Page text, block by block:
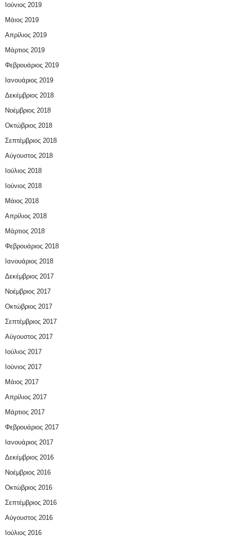
Ιούνιος 2019
Μάιος 2019
Απρίλιος 2019
Μάρτιος 2019
Φεβρουάριος 2019
Ιανουάριος 2019
Δεκέμβριος 2018
Νοέμβριος 2018
Οκτώβριος 2018
Σεπτέμβριος 2018
Αύγουστος 2018
Ιούλιος 2018
Ιούνιος 2018
Μάιος 2018
Απρίλιος 2018
Μάρτιος 2018
Φεβρουάριος 2018
Ιανουάριος 2018
Δεκέμβριος 2017
Νοέμβριος 2017
Οκτώβριος 2017
Σεπτέμβριος 2017
Αύγουστος 2017
Ιούλιος 2017
Ιούνιος 2017
Μάιος 2017
Απρίλιος 2017
Μάρτιος 2017
Φεβρουάριος 2017
Ιανουάριος 2017
Δεκέμβριος 2016
Νοέμβριος 2016
Οκτώβριος 2016
Σεπτέμβριος 2016
Αύγουστος 2016
Ιούλιος 2016